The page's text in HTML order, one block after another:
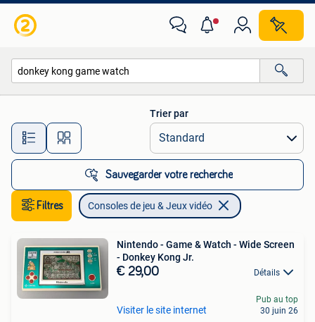
Toutes les distances…
Trier par
Sauvegarder votre recherche
Filtres Consoles de jeu & Jeux vidéo
Nintendo - Game & Watch - Wide Screen
- Donkey Kong Jr.
€ 29,00 Détails
Visiter le site internet
Pub au top
30 juin 26